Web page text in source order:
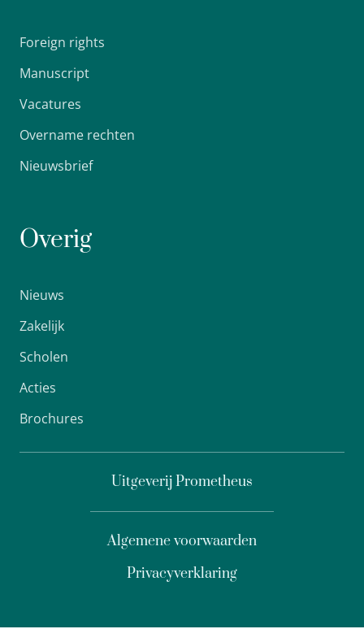
Foreign rights
Manuscript
Vacatures
Overname rechten
Nieuwsbrief
Overig
Nieuws
Zakelijk
Scholen
Acties
Brochures
Uitgeverij Prometheus
Privacyverklaring
Algemene voorwaarden